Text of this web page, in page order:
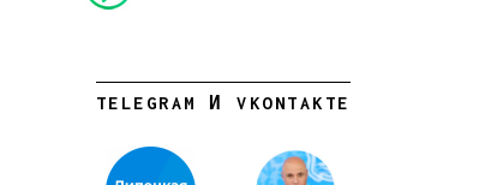
TELEGRAM И VKONTAKTE